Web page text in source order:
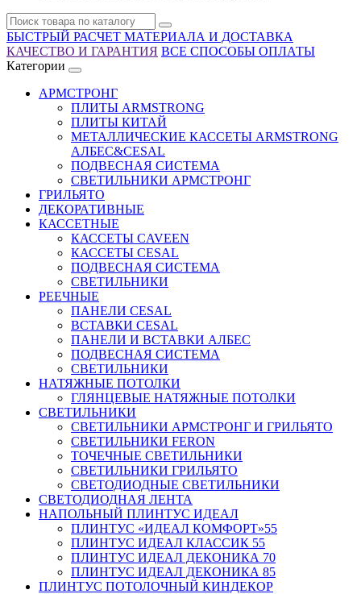
БЫСТРЫЙ РАСЧЕТ МАТЕРИАЛА И ДОСТАВКА
КАЧЕСТВО И ГАРАНТИЯ ВСЕ СПОСОБЫ ОПЛАТЫ
Категории
АРМСТРОНГ
ПЛИТЫ ARMSTRONG
ПЛИТЫ КИТАЙ
МЕТАЛЛИЧЕСКИЕ КАССЕТЫ ARMSTRONG
AЛБЕС&CESAL
ПОДВЕСНАЯ СИСТЕМА
СВЕТИЛЬНИКИ АРМСТРОНГ
ГРИЛЬЯТО
ДЕКОРАТИВНЫЕ
КАССЕТНЫЕ
КАССЕТЫ CAVEEN
КАССЕТЫ CESAL
ПОДВЕСНАЯ СИСТЕМА
СВЕТИЛЬНИКИ
РЕЕЧНЫЕ
ПАНЕЛИ CESAL
ВСТАВКИ CESAL
ПАНЕЛИ И ВСТАВКИ АЛБЕС
ПОДВЕСНАЯ СИСТЕМА
СВЕТИЛЬНИКИ
НАТЯЖНЫЕ ПОТОЛКИ
ГЛЯНЦЕВЫЕ НАТЯЖНЫЕ ПОТОЛКИ
СВЕТИЛЬНИКИ
СВЕТИЛЬНИКИ АРМСТРОНГ И ГРИЛЬЯТО
СВЕТИЛЬНИКИ FERON
ТОЧЕЧНЫЕ СВЕТИЛЬНИКИ
СВЕТИЛЬНИКИ ГРИЛЬЯТО
СВЕТОДИОДНЫЕ СВЕТИЛЬНИКИ
СВЕТОДИОДНАЯ ЛЕНТА
НАПОЛЬНЫЙ ПЛИНТУС ИДЕАЛ
ПЛИНТУС «ИДЕАЛ КОМФОРТ»55
ПЛИНТУС ИДЕАЛ КЛАССИК 55
ПЛИНТУС ИДЕАЛ ДЕКОНИКА 70
ПЛИНТУС ИДЕАЛ ДЕКОНИКА 85
ПЛИНТУС ПОТОЛОЧНЫЙ КИНДЕКОР